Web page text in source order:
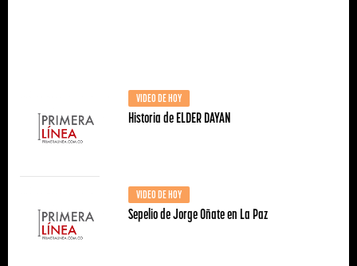
VIDEO DE HOY
Historia de ELDER DAYAN
VIDEO DE HOY
Sepelio de Jorge Oñate en La Paz